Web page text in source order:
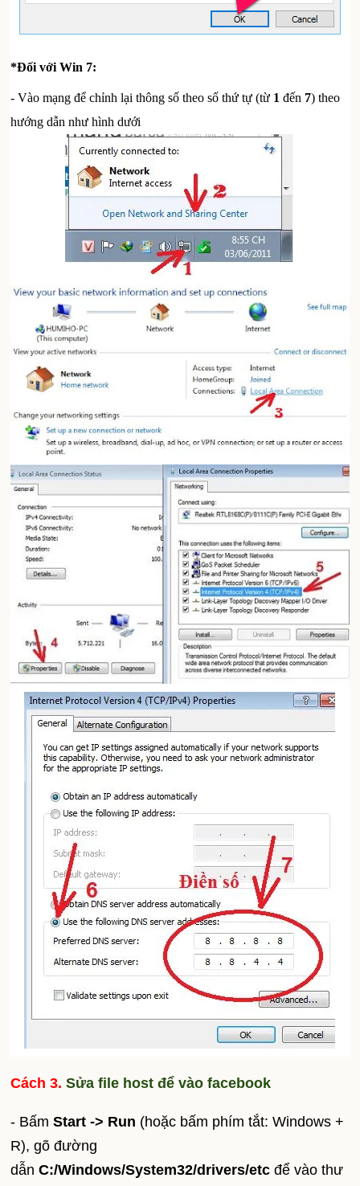
*Đối với Win 7:
- Vào mạng để chỉnh lại thông số theo số thứ tự (từ 1 đến 7) theo
hướng dẫn như hình dưới
Cách 3. Sửa file host để vào facebook
- BấmStart -> Run (hoặc bấm phím tắt: Windows +
R), gõ đường
dẫnC:/Windows/System32/drivers/etc để vào thư